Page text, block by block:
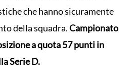
che hanno sicuramente
della squadra.Campionato
a quota 57 punti in
Serie D.